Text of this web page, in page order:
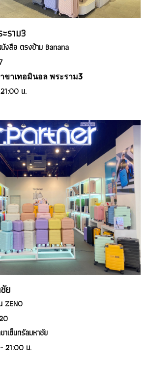
ราม3
งสือ ตรงข้าม Banana
ขาเทอมินอล พระราม3
น.
ย
ZENO
เซ็นทรัลมหาชัย
น.